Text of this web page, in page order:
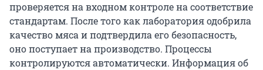
проверяется на входном контроле на соответствие
стандартам. После того как лаборатория одобрила
качество мяса и подтвердила его безопасность,
оно поступает на производство. Процессы
контролируются автоматически. Информация об